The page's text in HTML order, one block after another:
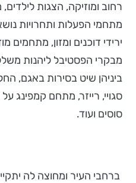
רחוב ומוזיקה, הצגות
מתחמי הפעלות ותחרויות
ירידי דוכנים ומזון, מתחמים
מבקרי הפסטיבל ליהנות
ביניהן שיט בסירות באגם,
סגויי, רייזר, מתחם קמפינג
סוסים ועוד.
ברחבי העיר ומחוצה לה